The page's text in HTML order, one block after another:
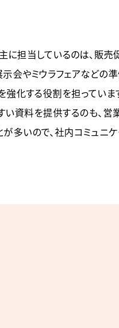
に担当しているのは、販
会やミウラフェアなどの準
化する役割を担っています
い資料を提供するのも、営
多いので、社内コミュニ